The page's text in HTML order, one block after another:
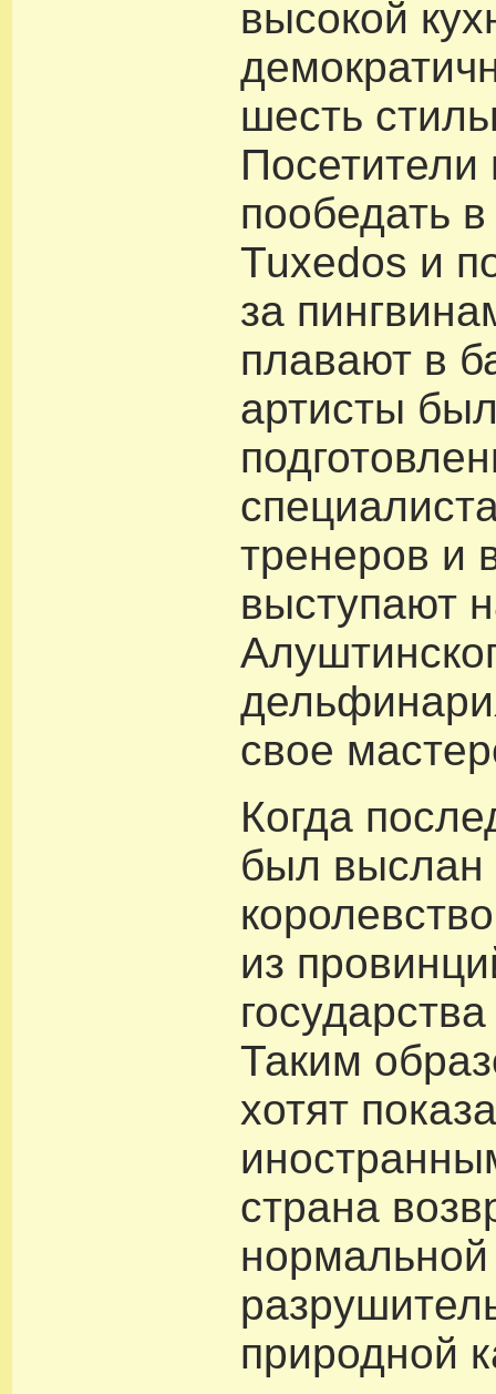
высокой
шесть
Посетители
пообедать
Tuxedos и
за
плавают в
артисты
тренеров и
выступают
свое
Когда
был
из
Таким
хотят
страна
природной